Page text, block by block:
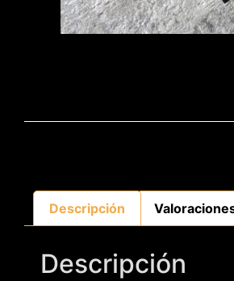
Descripción
Descripción